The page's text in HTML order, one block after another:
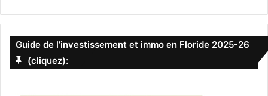
Guide de l’investissement et immo en Floride 2025-26
(cliquez):